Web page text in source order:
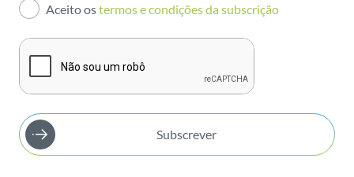
Publicações
Aceito ostermos e condições da subscrição
Subscrever